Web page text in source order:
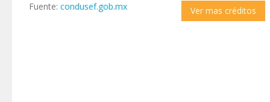
Fuente: condusef.gob.mx Ver mas créditos